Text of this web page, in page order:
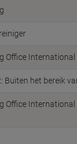
Office International
Buiten het bereik
Office